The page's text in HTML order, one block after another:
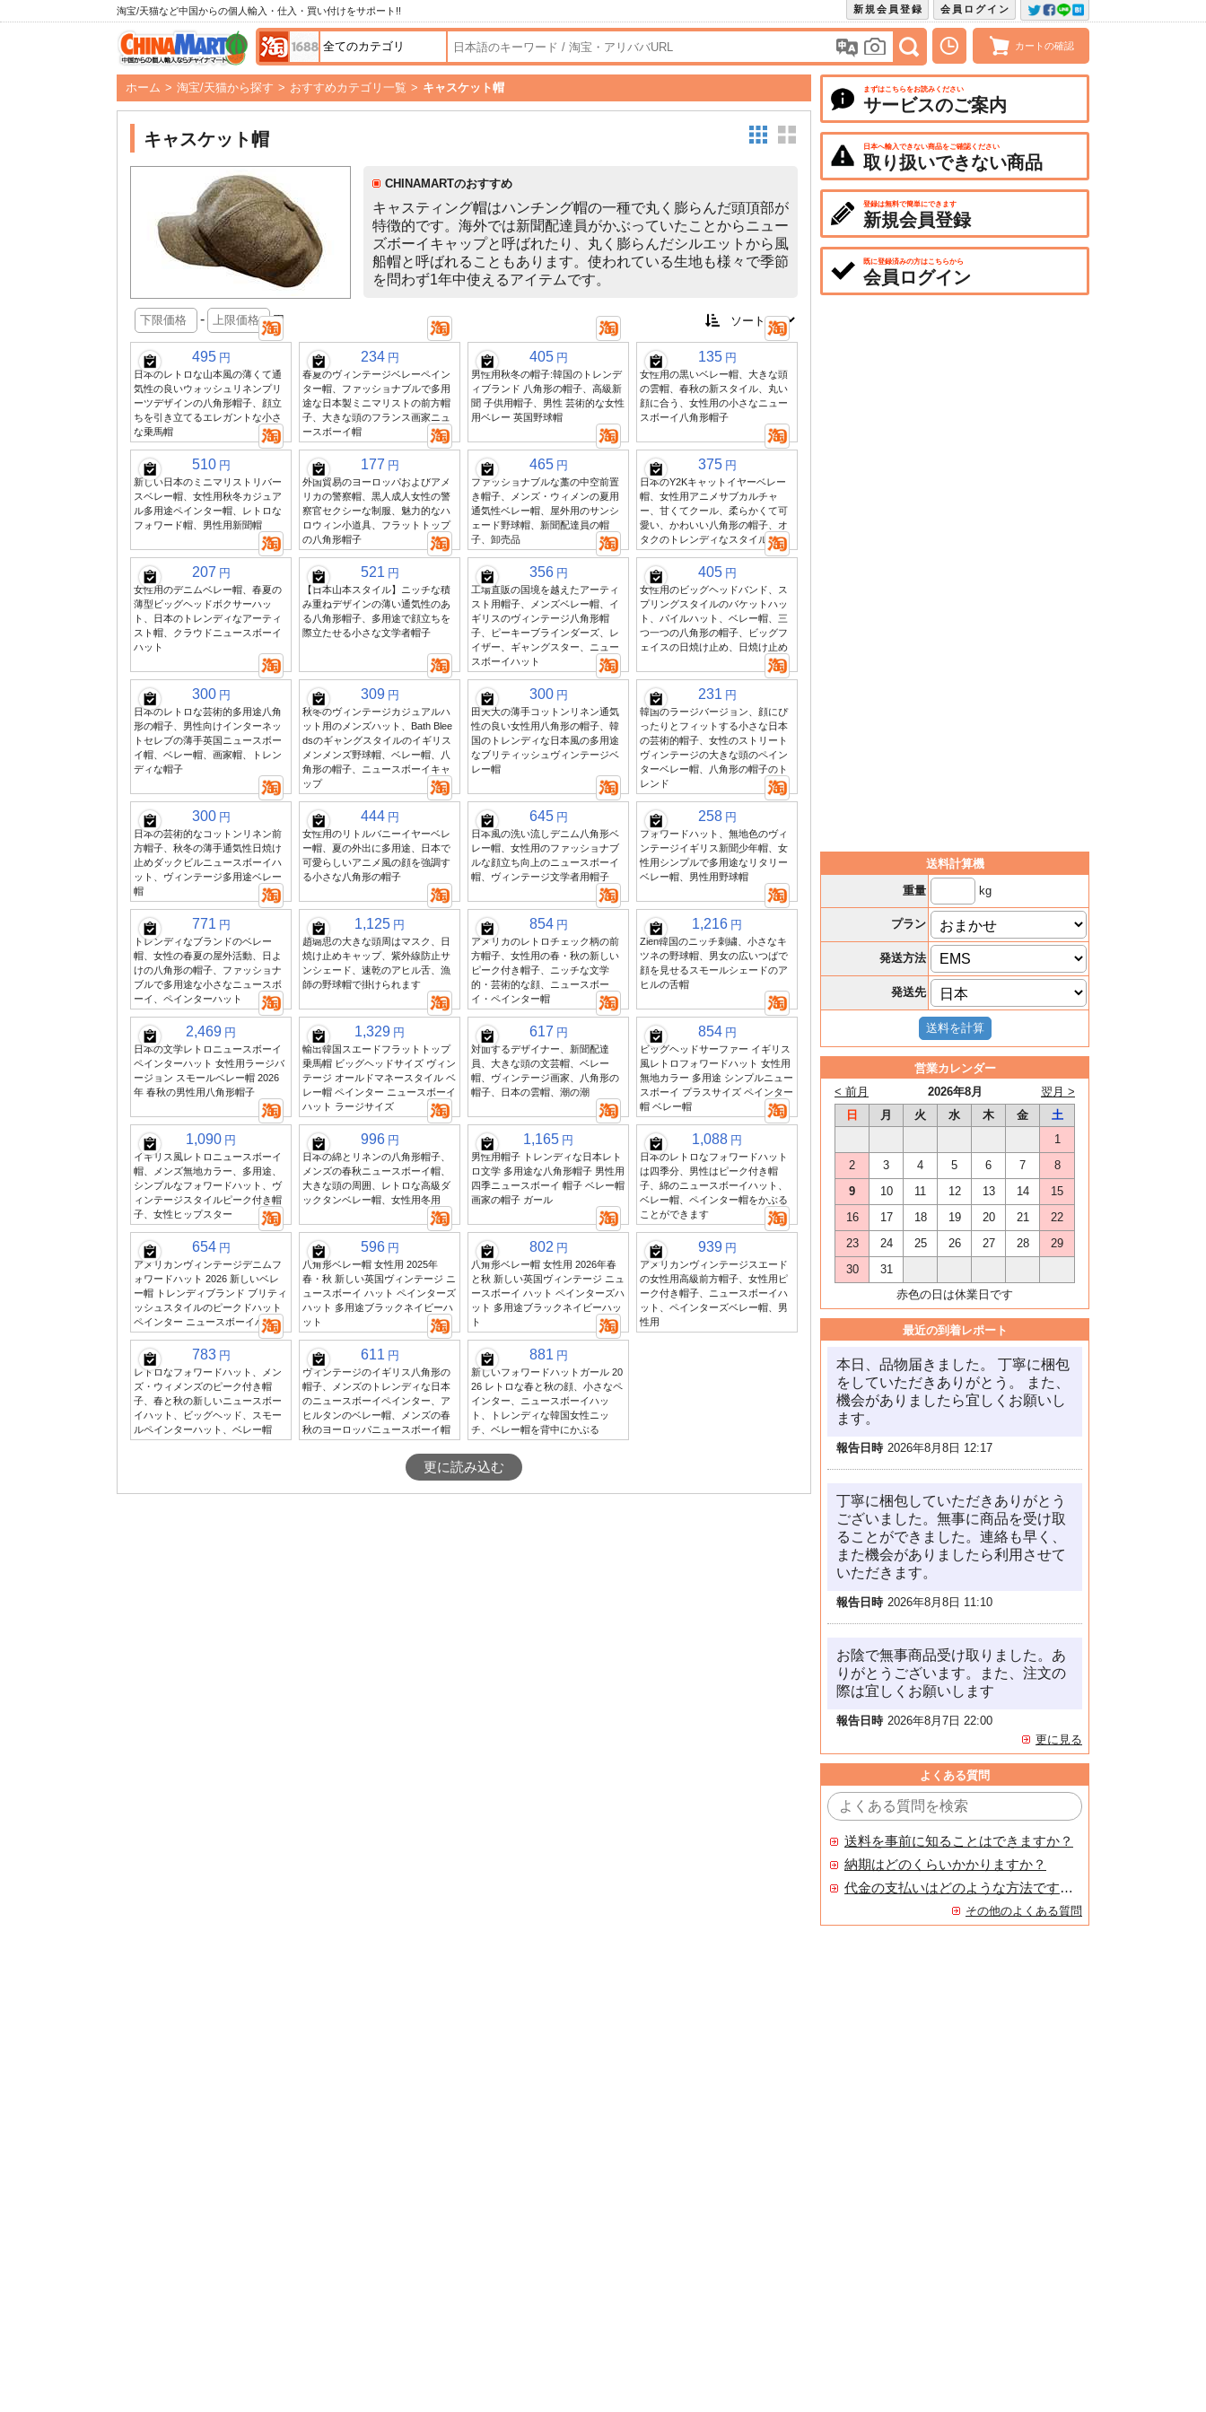
淘宝/天猫など中国からの個人輸入・仕入・買い付けをサポート!! 会員ログイン
新規会員登録
カートの確認
ホーム > 淘宝/天猫から探す > おすすめカテゴリ一覧 > キャスケット帽
キャスケット帽
CHINAMARTのおすすめ
キャスティング帽はハンチング帽の一種で丸く膨らんだ頭頂部が
特徴的です。海外では新聞配達員がかぶっていたことからニュー
ズボーイキャップと呼ばれたり、丸く膨らんだシルエットから風
船帽と呼ばれることもあります。使われている生地も様々で季節
を問わず1年中使えるアイテムです。
- 円
495 円
日本のレトロな山本風の薄くて通
気性の良いウォッシュリネンプリ
ーツデザインの八角形帽子、顔立
ちを引き立てるエレガントな小さ
な乗馬帽
234 円
春夏のヴィンテージベレーペイン
ター帽、ファッショナブルで多用
途な日本製ミニマリストの前方帽
子、大きな頭のフランス画家ニュ
ースボーイ帽
405 円
男性用秋冬の帽子:韓国のトレンデ
ィブランド 八角形の帽子、高級新
聞 子供用帽子、男性 芸術的な女性
用ベレー 英国野球帽
135 円
女性用の黒いベレー帽、大きな頭
の雲帽、春秋の新スタイル、丸い
顔に合う、女性用の小さなニュー
スボーイ八角形帽子
510 円
新しい日本のミニマリストリバー
スベレー帽、女性用秋冬カジュア
ル多用途ペインター帽、レトロな
フォワード帽、男性用新聞帽
177 円
外国貿易のヨーロッパおよびアメ
リカの警察帽、黒人成人女性の警
察官セクシーな制服、魅力的なハ
ロウィン小道具、フラットトップ
の八角形帽子
465 円
ファッショナブルな藁の中空前置
き帽子、メンズ・ウィメンの夏用
通気性ベレー帽、屋外用のサンシ
ェード野球帽、新聞配達員の帽
子、卸売品
375 円
日本のY2Kキャットイヤーベレー
帽、女性用アニメサブカルチャ
ー、甘くてクール、柔らかくて可
愛い、かわいい八角形の帽子、オ
タクのトレンディなスタイル
207 円
女性用のデニムベレー帽、春夏の
薄型ビッグヘッドボクサーハッ
ト、日本のトレンディなアーティ
スト帽、クラウドニュースボーイ
ハット
521 円
【日本山本スタイル】ニッチな積
み重ねデザインの薄い通気性のあ
る八角形帽子、多用途で顔立ちを
際立たせる小さな文学者帽子
356 円
工場直販の国境を越えたアーティ
スト用帽子、メンズベレー帽、イ
ギリスのヴィンテージ八角形帽
子、ピーキーブラインダーズ、レ
イザー、ギャングスター、ニュー
スボーイハット
405 円
女性用のビッグヘッドバンド、ス
プリングスタイルのバケットハッ
ト、パイルハット、ベレー帽、三
つ一つの八角形の帽子、ビッグフ
ェイスの日焼け止め、日焼け止め
300 円
日本のレトロな芸術的多用途八角
形の帽子、男性向けインターネッ
トセレブの薄手英国ニュースボー
イ帽、ベレー帽、画家帽、トレン
ディな帽子
309 円
秋冬のヴィンテージカジュアルハ
ット用のメンズハット、Bath Blee
dsのギャングスタイルのイギリス
メンメンズ野球帽、ベレー帽、八
角形の帽子、ニュースボーイキャ
ップ
300 円
田天大の薄手コットンリネン通気
性の良い女性用八角形の帽子、韓
国のトレンディな日本風の多用途
なブリティッシュヴィンテージベ
レー帽
231 円
韓国のラージバージョン、顔にぴ
ったりとフィットする小さな日本
の芸術的帽子、女性のストリート
ヴィンテージの大きな頭のペイン
ターベレー帽、八角形の帽子のト
レンド
300 円
日本の芸術的なコットンリネン前
方帽子、秋冬の薄手通気性日焼け
止めダックビルニュースボーイハ
ット、ヴィンテージ多用途ベレー
帽
444 円
女性用のリトルバニーイヤーベレ
ー帽、夏の外出に多用途、日本で
可愛らしいアニメ風の顔を強調す
る小さな八角形の帽子
645 円
日本風の洗い流しデニム八角形ベ
レー帽、女性用のファッショナブ
ルな顔立ち向上のニュースボーイ
帽、ヴィンテージ文学者用帽子
258 円
フォワードハット、無地色のヴィ
ンテージイギリス新聞少年帽、女
性用シンプルで多用途なリタリー
ベレー帽、男性用野球帽
771 円
トレンディなブランドのベレー
帽、女性の春夏の屋外活動、日よ
けの八角形の帽子、ファッショナ
ブルで多用途な小さなニュースボ
ーイ、ペインターハット
1,125 円
趙璐思の大きな頭周はマスク、日
焼け止めキャップ、紫外線防止サ
ンシェード、速乾のアヒル舌、漁
師の野球帽で掛けられます
854 円
アメリカのレトロチェック柄の前
方帽子、女性用の春・秋の新しい
ピーク付き帽子、ニッチな文学
的・芸術的な顔、ニュースボー
イ・ペインター帽
1,216 円
Zien韓国のニッチ刺繍、小さなキ
ツネの野球帽、男女の広いつばで
顔を見せるスモールシェードのア
ヒルの舌帽
2,469 円
日本の文学レトロニュースボーイ
ペインターハット 女性用ラージバ
ージョン スモールベレー帽 2026
年 春秋の男性用八角形帽子
1,329 円
輸出韓国スエードフラットトップ
乗馬帽 ビッグヘッドサイズ ヴィン
テージ オールドマネースタイル ベ
レー帽 ペインター ニュースボーイ
ハット ラージサイズ
617 円
対面するデザイナー、新聞配達
員、大きな頭の文芸帽、ベレー
帽、ヴィンテージ画家、八角形の
帽子、日本の雲帽、潮の潮
854 円
ビッグヘッドサーファー イギリス
風レトロフォワードハット 女性用
無地カラー 多用途 シンプルニュー
スボーイ プラスサイズ ペインター
帽 ベレー帽
1,090 円
イギリス風レトロニュースボーイ
帽、メンズ無地カラー、多用途、
シンプルなフォワードハット、ヴ
ィンテージスタイルピーク付き帽
子、女性ヒップスター
996 円
日本の綿とリネンの八角形帽子、
メンズの春秋ニュースボーイ帽、
大きな頭の周囲、レトロな高級ダ
ックタンベレー帽、女性用冬用
1,165 円
男性用帽子 トレンディな日本レト
ロ文学 多用途な八角形帽子 男性用
四季ニュースボーイ 帽子 ベレー帽
画家の帽子 ガール
1,088 円
日本のレトロなフォワードハット
は四季分、男性はピーク付き帽
子、綿のニュースボーイハット、
ベレー帽、ペインター帽をかぶる
ことができます
654 円
アメリカンヴィンテージデニムフ
ォワードハット 2026 新しいベレ
ー帽 トレンディブランド ブリティ
ッシュスタイルのピークドハット
ペインター ニュースボーイハット
596 円
八角形ベレー帽 女性用 2025年
春・秋 新しい英国ヴィンテージ ニ
ュースボーイ ハット ペインターズ
ハット 多用途ブラックネイビーハ
ット
802 円
八角形ベレー帽 女性用 2026年春
と秋 新しい英国ヴィンテージ ニュ
ースボーイ ハット ペインターズハ
ット 多用途ブラックネイビーハッ
ト
939 円
アメリカンヴィンテージスエード
の女性用高級前方帽子、女性用ピ
ーク付き帽子、ニュースボーイハ
ット、ペインターズベレー帽、男
性用
783 円
レトロなフォワードハット、メン
ズ・ウィメンズのピーク付き帽
子、春と秋の新しいニュースボー
イハット、ビッグヘッド、スモー
ルペインターハット、ベレー帽
611 円
ヴィンテージのイギリス八角形の
帽子、メンズのトレンディな日本
のニュースボーイペインター、ア
ヒルタンのベレー帽、メンズの春
秋のヨーロッパニュースボーイ帽
881 円
新しいフォワードハットガール 20
26 レトロな春と秋の顔、小さなペ
インター、ニュースボーイハッ
ト、トレンディな韓国女性ニッ
チ、ベレー帽を背中にかぶる
更に読み込む
まずはこちらをお読みください
サービスのご案内
日本へ輸入できない商品をご確認ください
取り扱いできない商品
登録は無料で簡単にできます
新規会員登録
既に登録済みの方はこちらから
会員ログイン
送料計算機
重量
kg
プラン
発送方法
発送先
営業カレンダー
2026年8月
< 前月
翌月 >
日
月 火 水 木 金
土
1
2
3 4 5 6 7
8
9
10 11 12 13 14
15
16
17 18 19 20 21
22
23
24 25 26 27 28
29
30
31
赤色の日は休業日です
最近の到着レポート
本日、品物届きました。 丁寧に梱包
をしていただきありがとう。 また、
機会がありましたら宜しくお願いし
ます。
報告日時 2026年8月8日 12:17
丁寧に梱包していただきありがとう
ございました。無事に商品を受け取
ることができました。連絡も早く、
また機会がありましたら利用させて
いただきます。
報告日時 2026年8月8日 11:10
お陰で無事商品受け取りました。あ
りがとうございます。また、注文の
際は宜しくお願いします
報告日時 2026年8月7日 22:00
更に見る
よくある質問
送料を事前に知ることはできますか？
納期はどのくらいかかりますか？
代金の支払いはどのような方法ですか？
その他のよくある質問